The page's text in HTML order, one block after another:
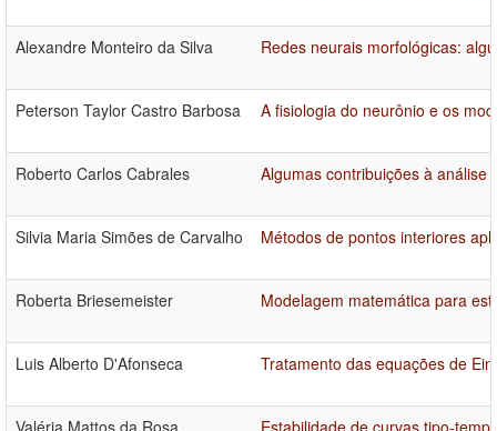
Alexandre Monteiro da Silva Redes neurais morfológicas:
Peterson Taylor Castro Barbosa A fisiologia do neurônio e os
Roberto Carlos Cabrales Algumas contribuições à análise
Silvia Maria Simões de Carvalho Métodos de pontos interiores
Roberta Briesemeister Modelagem matemática para
Luis Alberto D'Afonseca Tratamento das equações de